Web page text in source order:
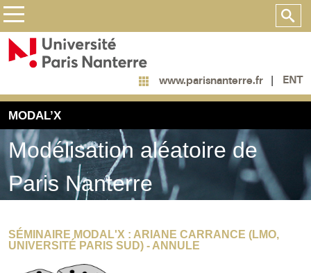
www.parisnanterre.fr ENT
MODAL’X
Modélisation aléatoire de
Paris Nanterre
SÉMINAIRE MODAL'X : ARIANE CARRANCE (LMO,
UNIVERSITÉ PARIS SUD) - ANNULE